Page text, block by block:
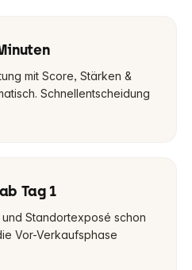
mit Score, Stärken &
Schnellentscheidung
Tag 1
Standortexposé schon
Vor-Verkaufsphase